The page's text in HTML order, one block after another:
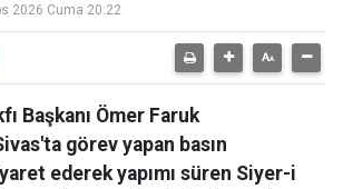
2026 Cuma 20:22
Başkanı Ömer Faruk
görev yapan basın
ederek yapımı süren Siyer-i